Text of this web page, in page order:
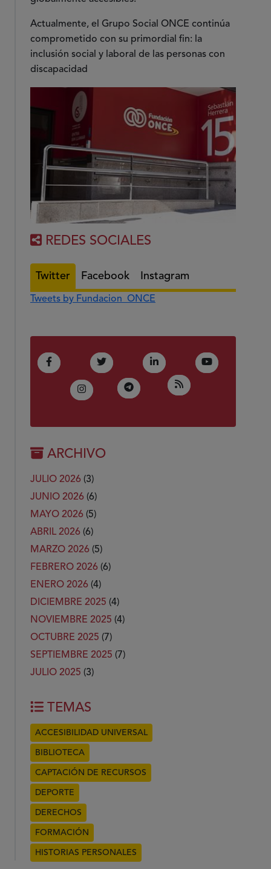
Actualmente, el Grupo Social ONCE continúa
comprometido con su primordial fin: la
inclusión social y laboral de las personas con
discapacidad
REDES SOCIALES
Twitter Facebook Instagram
Tweets by Fundacion_ONCE
Facebook
(Abre en nueva ventana)
Twitter
(Abre en nueva ventana)
LinkedIn
(Abre en nueva ventana)
Youtube
(Abre en
Instagram
(Abre en nueva ventana)
Telegram
(Abre en nueva ventana)
RSS
(Abre en nueva
ARCHIVO
JULIO 2026 (3)
JUNIO 2026 (6)
MAYO 2026 (5)
ABRIL 2026 (6)
MARZO 2026 (5)
FEBRERO 2026 (6)
ENERO 2026 (4)
DICIEMBRE 2025 (4)
NOVIEMBRE 2025 (4)
OCTUBRE 2025 (7)
SEPTIEMBRE 2025 (7)
JULIO 2025 (3)
TEMAS
ACCESIBILIDAD UNIVERSAL
BIBLIOTECA
CAPTACIÓN DE RECURSOS
DEPORTE
DERECHOS
FORMACIÓN
HISTORIAS PERSONALES